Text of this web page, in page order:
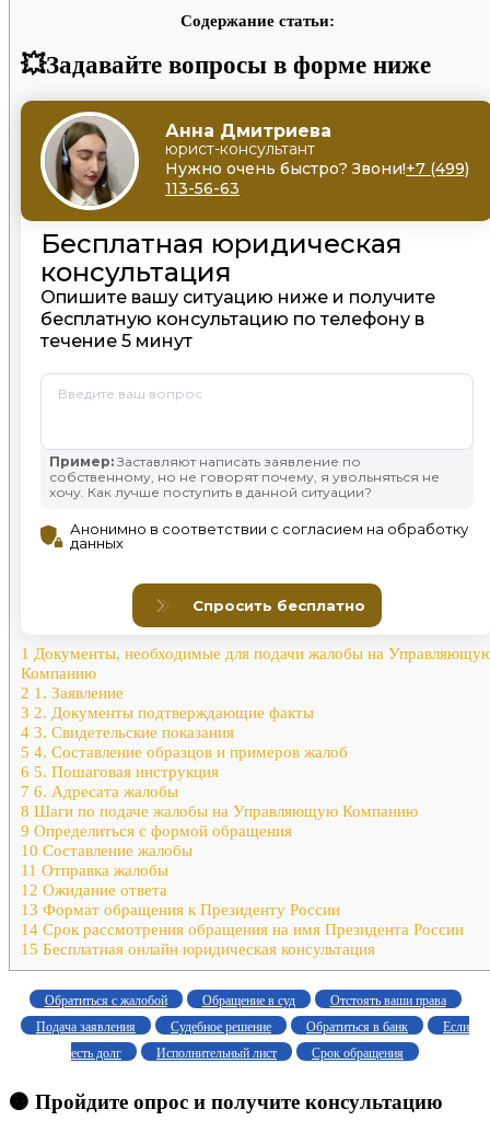
Содержание статьи:
💥Задавайте вопросы в форме ниже
1 Документы, необходимые для подачи жалобы на
Компанию
2 1. Заявление
3 2. Документы подтверждающие факты
4 3. Свидетельские показания
5 4. Составление образцов и примеров жалоб
6 5. Пошаговая инструкция
7 6. Адресата жалобы
8 Шаги по подаче жалобы на Управляющую Компанию
9 Определиться с формой обращения
10 Составление жалобы
11 Отправка жалобы
12 Ожидание ответа
13 Формат обращения к Президенту России
14 Срок рассмотрения обращения на имя Президента России
15 Бесплатная онлайн юридическая консультация
Обратиться с жалобой Обращение в суд
Отстоять ваши права
Подача заявления
Судебное решение Обратиться в банк
Если
есть долг
Исполнительный лист Срок обращения
🟠 Пройдите опрос и получите консультацию